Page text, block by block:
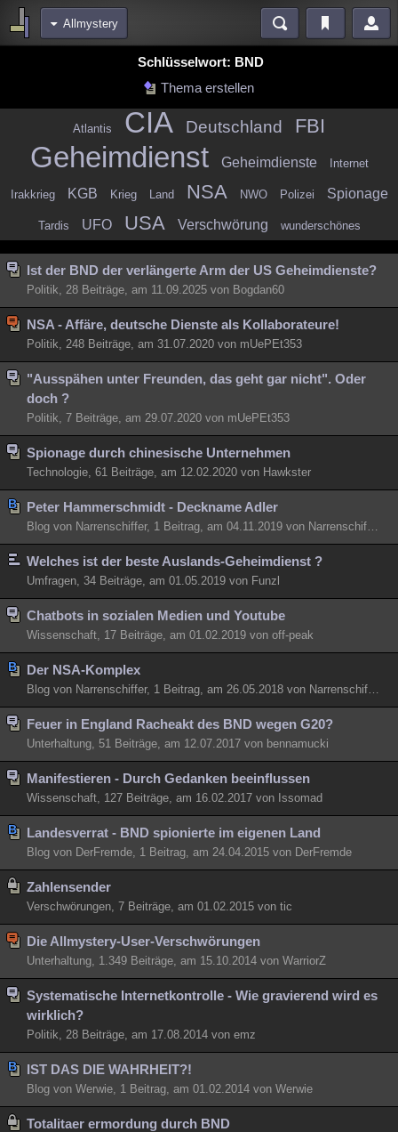
Allmystery
Diskussionen Videos
Neuigkeiten
meine Rubriken
Menschen Wissenschaft Politik Mystery Kriminalfälle
Spiritualität Verschwörungen Ufologie
Natur Umfragen Unterhaltung
weitere Rubriken
Philosophie Träume Orte Esoterik Literatur
Astronomie Helpdesk Gruppen Gaming Filme
Musik Clash Verbesserungen Allmystery English
Übersichten
Besucht Teilgenommen Alle Neue Geschlossen
Lesenswert Schlüsselwörter
Schlüsselwort: BND
Thema erstellen
Atlantis CIA Deutschland FBI
Geheimdienst Geheimdienste Internet
Irakkrieg KGB Krieg Land NSA NWO Polizei Spionage
Tardis UFO USA Verschwörung wunderschönes
Ist der BND der verlängerte Arm der US Geheimdienste?
Politik, 28 Beiträge, am 11.09.2025 von Bogdan60
NSA - Affäre, deutsche Dienste als Kollaborateure!
Politik, 248 Beiträge, am 31.07.2020 von mUePEt353
"Ausspähen unter Freunden, das geht gar nicht". Oder
doch ?
Politik, 7 Beiträge, am 29.07.2020 von mUePEt353
Spionage durch chinesische Unternehmen
Technologie, 61 Beiträge, am 12.02.2020 von Hawkster
Peter Hammerschmidt - Deckname Adler
Blog von Narrenschiffer, 1 Beitrag, am 04.11.2019 von Narrenschiffer
Welches ist der beste Auslands-Geheimdienst ?
Umfragen, 34 Beiträge, am 01.05.2019 von Funzl
Chatbots in sozialen Medien und Youtube
Wissenschaft, 17 Beiträge, am 01.02.2019 von off-peak
Der NSA-Komplex
Blog von Narrenschiffer, 1 Beitrag, am 26.05.2018 von Narrenschiffer
Feuer in England Racheakt des BND wegen G20?
Unterhaltung, 51 Beiträge, am 12.07.2017 von bennamucki
Manifestieren - Durch Gedanken beeinflussen
Wissenschaft, 127 Beiträge, am 16.02.2017 von Issomad
Landesverrat - BND spionierte im eigenen Land
Blog von DerFremde, 1 Beitrag, am 24.04.2015 von DerFremde
Zahlensender
Verschwörungen, 7 Beiträge, am 01.02.2015 von tic
Die Allmystery-User-Verschwörungen
Unterhaltung, 1.349 Beiträge, am 15.10.2014 von WarriorZ
Systematische Internetkontrolle - Wie gravierend wird es
wirklich?
Politik, 28 Beiträge, am 17.08.2014 von emz
IST DAS DIE WAHRHEIT?!
Blog von Werwie, 1 Beitrag, am 01.02.2014 von Werwie
Totalitaer ermordung durch BND